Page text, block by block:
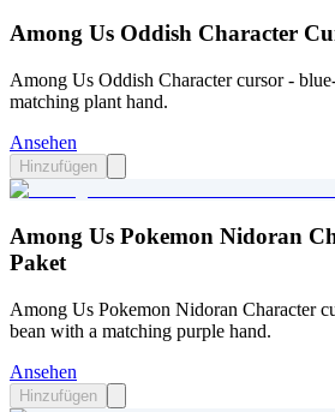
Among Us Oddish Character
Among Us Oddish Character cursor -
matching plant hand.
Ansehen
Hinzufügen
Among Us Pokemon Nidoran
Paket
Among Us Pokemon Nidoran Character
bean with a matching purple hand.
Ansehen
Hinzufügen